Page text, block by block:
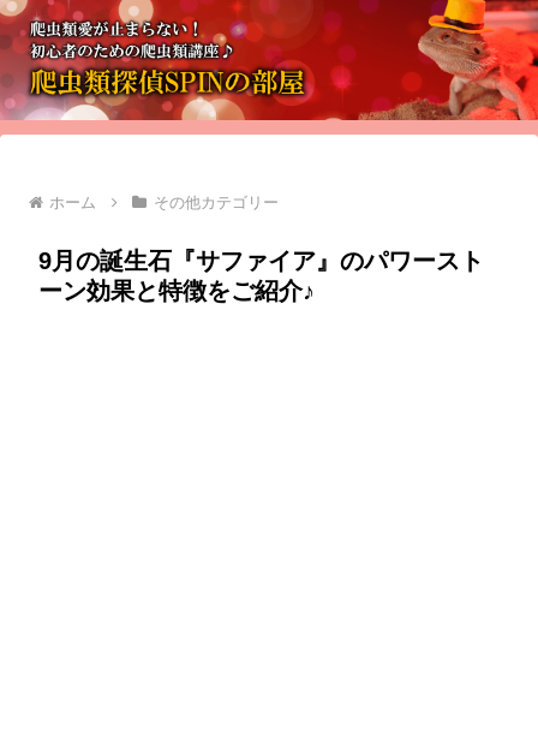
ホーム その他カテゴリー
9月の誕生石『サファイア』のパワースト
ーン効果と特徴をご紹介♪